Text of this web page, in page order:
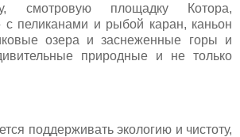
смотровую площадку Котора,
с пеликанами и рыбой каран, каньон
озера и заснеженные горы и
природные и не только
поддерживать экологию и чистоту,